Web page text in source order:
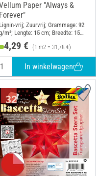
Paper "Always &
Forever"
Lignin-vrij; Zuurvrij; Grammage: 92
m²; Lengte: 15 cm; Breedte: 15
cm; Materiaal: Papier
4,29 € (1 m2 = 31,78 €)
In winkelwagen